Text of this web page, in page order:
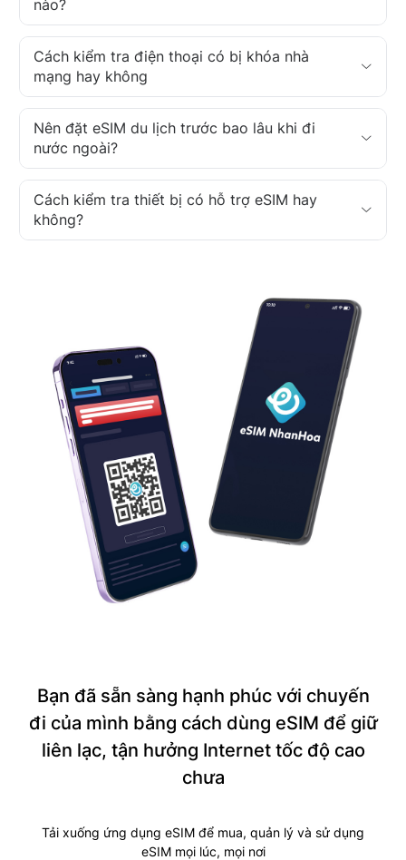
nào?
Cách kiểm tra điện thoại có bị khóa nhà
mạng hay không
Nên đặt eSIM du lịch trước bao lâu khi đi
nước ngoài?
Cách kiểm tra thiết bị có hỗ trợ eSIM hay
không?
Bạn đã sẵn sàng hạnh phúc với chuyến
đi của mình bằng cách dùng eSIM để giữ
liên lạc, tận hưởng Internet tốc độ cao
chưa
Tải xuống ứng dụng eSIM để mua, quản lý và sử dụng
eSIM mọi lúc, mọi nơi